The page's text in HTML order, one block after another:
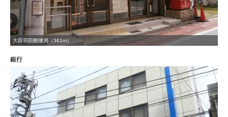
大田羽田郵便局（361m）
銀行